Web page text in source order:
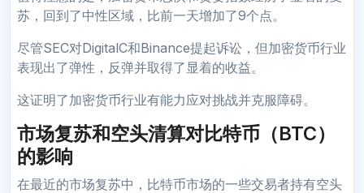
苏，回到了中性区域，比前一天增加了9个点。
尽管SEC对DigitalC和Binance提起诉讼，但加密货币行业
表现出了弹性，反弹并取得了显着的收益。
这证明了加密货币行业有能力应对挑战并克服障碍。
市场复苏和空头清算对比特币（BTC）
的影响
在最近的市场复苏中，比特币市场的一些交易者持有空头